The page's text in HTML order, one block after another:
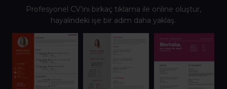
Profesyonel CV’ini birkaç tıklama ile online oluştur,
hayalindeki işe bir adım daha yaklaş.